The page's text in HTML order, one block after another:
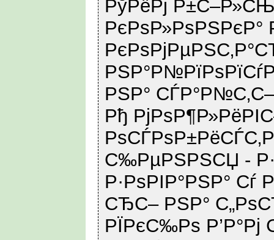
РўРёРј
РЅР°
Рђ
С‰РµРЅРЅСЏ -
Р·РѕРІР°РЅР° Сѓ
СЂС– РЅР°
РЇРєС‰Рѕ